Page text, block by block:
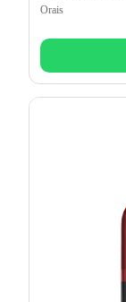
Orais